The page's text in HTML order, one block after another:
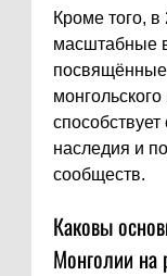
Кроме того,
масштабные
посвящённые
наследия и
сообществ.
Каковы
Монголии на